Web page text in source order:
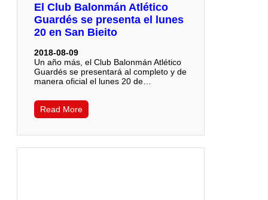
El Club Balonmán Atlético
Guardés se presenta el lunes
20 en San Bieito
2018-08-09
Un año más, el Club Balonmán Atlético
Guardés se presentará al completo y de
manera oficial el lunes 20 de…
Read More